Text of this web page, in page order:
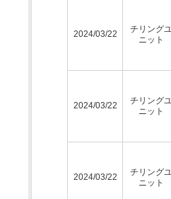
2024/03/22
チリングユ
ニット
2024/03/22
チリングユ
ニット
2024/03/22
チリングユ
ニット